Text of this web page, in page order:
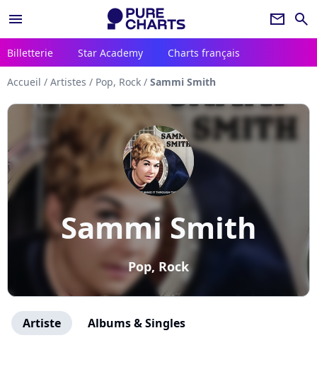
menu newsletter search
Billetterie Star Academy Charts français
Accueil / Artistes / Pop, Rock / Sammi Smith
Sammi Smith
Pop, Rock
Artiste Albums & Singles